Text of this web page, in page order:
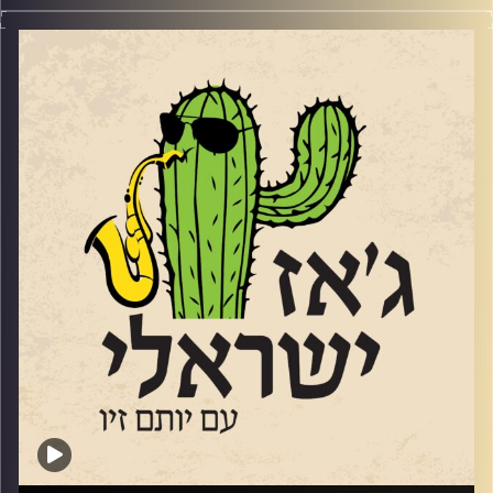
SHABAKA
https://downbeat.com/reviews/detail/of-the-earth
Julian Lage —Scenes From Above
https://www.allmusic.com/album/scenes-from-above-
Melissa Aldana – ‘Filin
https://ukjazznews.com/melissa-aldana-filin/
Sylvie Courvoisier Trio
https://www.jazzwise.com/reviews/sylvie-courvoisier-
הפסנתרן והמלחיןמילטון מיכאלי
הגיע לאולפן של ג'ז ישראלי כדי לחגוג את אלבום הבכורה שלו
יצא אחרי שנים של הופעות לצד מוזיקאי ג'ז ישראלים רבים
והוקלט בהופעה חיה במועדון "לבונטין 7". המתופף בהופעה
ובאלבום (ביחד עם מילטון ואסף) הוא חמיד דרייק האגדי
שהגיע לארץ במיוחד. שוחחנו עם מילטון עם האלבום ועל
תהליך היצירה שלו.
קרדיט תמונות:
רותם בר-אילן